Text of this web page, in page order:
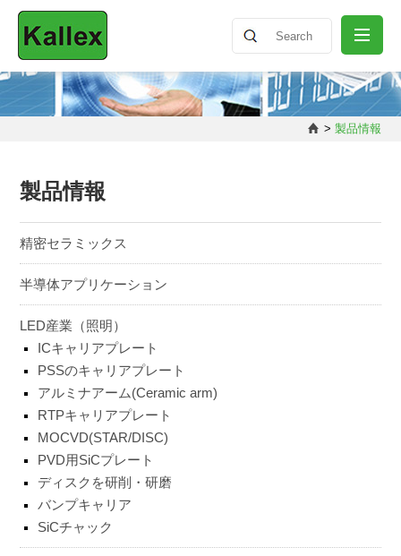
会社概要
製品情報
知識共有
お問い合わせ
ENGLISH
簡中
> 製品情報
製品情報
精密セラミックス
半導体アプリケーション
LED産業（照明）
ICキャリアプレート
PSSのキャリアプレート
アルミナアーム(Ceramic arm)
RTPキャリアプレート
MOCVD(STAR/DISC)
PVD用SiCプレート
ディスクを研削・研磨
バンプキャリア
SiCチャック